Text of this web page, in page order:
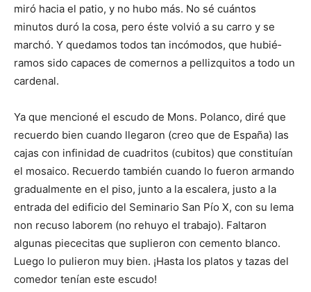
miró hacia el patio, y no hubo más. No sé cuántos
minutos duró la cosa, pero éste volvió a su carro y se
marchó. Y quedamos todos tan incómodos, que hubié­
ramos sido capaces de comer­nos a pellizquitos a todo un
cardenal.
Ya que mencioné el escudo de Mons. Polanco, diré que
recuerdo bien cuando llegaron (creo que de España) las
cajas con infinidad de cuadritos (cubitos) que cons­tituían
el mosaico. Recuerdo también cuando lo fueron armando
gradualmente en el piso, junto a la escalera, justo a la
entrada del edificio del Seminario San Pío X, con su lema
non recuso laborem (no rehuyo el trabajo). Faltaron
algunas piececitas que suplie­ron con cemento blanco.
Luego lo pulieron muy bien. ¡Hasta los platos y tazas del
comedor tenían este escudo!